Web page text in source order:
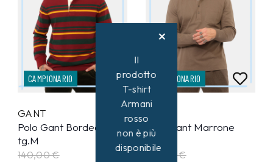
CAMPIONARIO
GANT
Polo Gant Bordeaux
tg.M
140,00 €
CAMPIONARIO
Polo Gant Marrone
tg.M
138,00 €
Il
prodotto
T-shirt
Armani
rosso
non è più
disponibile